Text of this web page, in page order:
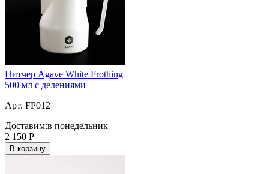
Питчер Agave White Frothing
500 мл с делениями
Арт. FP012
Доставим:в понедельник
2 150 Р
В корзину